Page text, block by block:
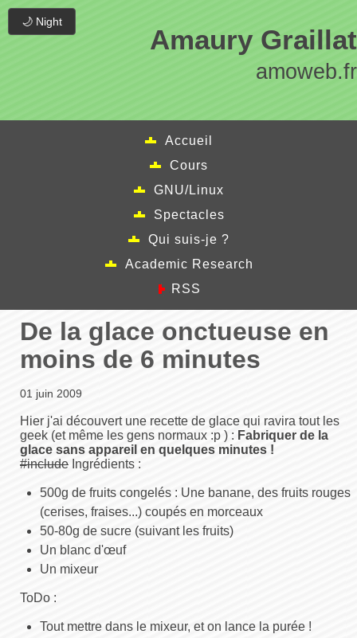
🌙 Night
Amaury Graillat
amoweb.fr
Accueil
Cours
GNU/Linux
Spectacles
Qui suis-je ?
Academic Research
RSS
De la glace onctueuse en
moins de 6 minutes
01 juin 2009
Hier j'ai découvert une recette de glace qui ravira tout les
geek (et même les gens normaux :p ) : Fabriquer de la
glace sans appareil en quelques minutes !
#include Ingrédients :
500g de fruits congelés : Une banane, des fruits rouges
(cerises, fraises...) coupés en morceaux
50-80g de sucre (suivant les fruits)
Un blanc d'œuf
Un mixeur
ToDo :
Tout mettre dans le mixeur, et on lance la purée !